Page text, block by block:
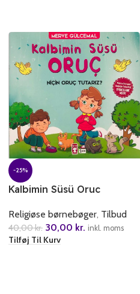
-25%
Kalbimin Süsü Oruc
Religiøse børnebøger, Tilbud
40,00kr. 30,00 kr. inkl. moms
Tilføj Til Kurv